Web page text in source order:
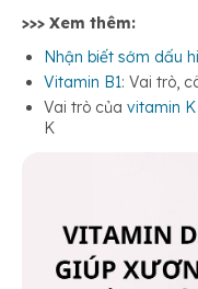
>>> Xem thêm:
Nhận biết sớm dấu
Vitamin B1: Vai trò,
Vai trò của vitamin K
K